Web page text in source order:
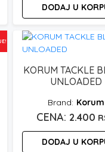
DODAJ U
KORUM TACKLE
UNLOADED
Korum
2.400
DODAJ U